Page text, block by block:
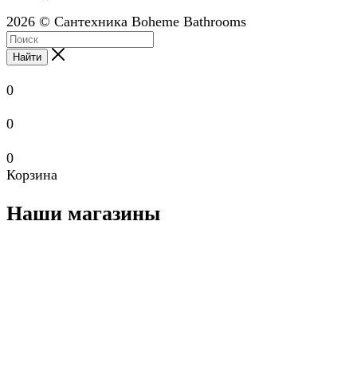
2026 © Сантехника Boheme Bathrooms
Найти
0
0
0
Корзина
Наши магазины